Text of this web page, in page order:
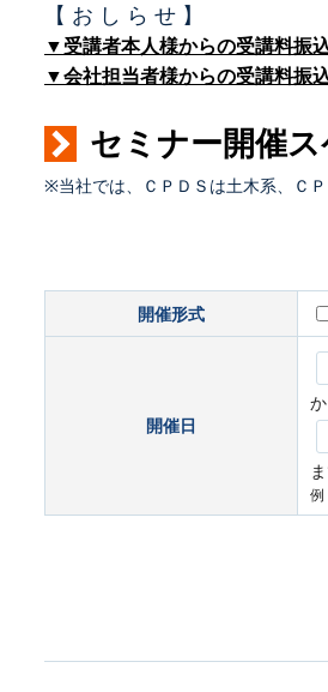
【 お し ら せ 】
▼受講者本人様からの受講料振
▼会社担当者様からの受講料振
セミナー開催
※当社では、ＣＰＤＳは土木系、Ｃ
開催形式
開催日